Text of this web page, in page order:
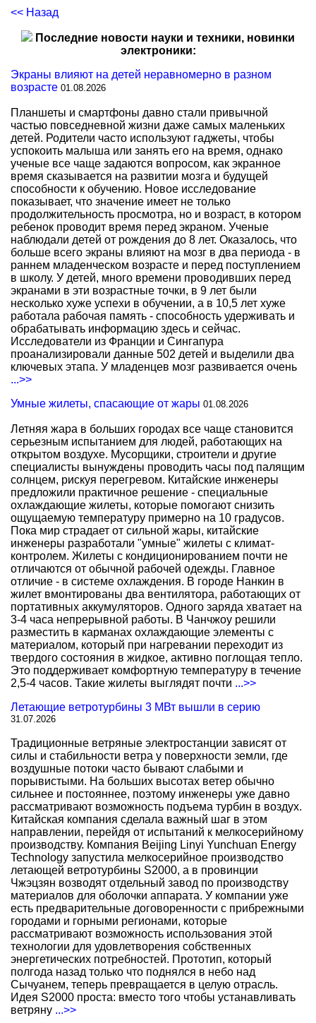
<< Назад
Последние новости науки и техники, новинки
электроники:
Экраны влияют на детей неравномерно в разном
возрасте 01.08.2026
Планшеты и смартфоны давно стали привычной
частью повседневной жизни даже самых маленьких
детей. Родители часто используют гаджеты, чтобы
успокоить малыша или занять его на время, однако
ученые все чаще задаются вопросом, как экранное
время сказывается на развитии мозга и будущей
способности к обучению. Новое исследование
показывает, что значение имеет не только
продолжительность просмотра, но и возраст, в котором
ребенок проводит время перед экраном. Ученые
наблюдали детей от рождения до 8 лет. Оказалось, что
больше всего экраны влияют на мозг в два периода - в
раннем младенческом возрасте и перед поступлением
в школу. У детей, много времени проводивших перед
экранами в эти возрастные точки, в 9 лет были
несколько хуже успехи в обучении, а в 10,5 лет хуже
работала рабочая память - способность удерживать и
обрабатывать информацию здесь и сейчас.
Исследователи из Франции и Сингапура
проанализировали данные 502 детей и выделили два
ключевых этапа. У младенцев мозг развивается очень
...>>
Умные жилеты, спасающие от жары 01.08.2026
Летняя жара в больших городах все чаще становится
серьезным испытанием для людей, работающих на
открытом воздухе. Мусорщики, строители и другие
специалисты вынуждены проводить часы под палящим
солнцем, рискуя перегревом. Китайские инженеры
предложили практичное решение - специальные
охлаждающие жилеты, которые помогают снизить
ощущаемую температуру примерно на 10 градусов.
Пока мир страдает от сильной жары, китайские
инженеры разработали "умные" жилеты с климат-
контролем. Жилеты с кондиционированием почти не
отличаются от обычной рабочей одежды. Главное
отличие - в системе охлаждения. В городе Нанкин в
жилет вмонтированы два вентилятора, работающих от
портативных аккумуляторов. Одного заряда хватает на
3-4 часа непрерывной работы. В Чанчжоу решили
разместить в карманах охлаждающие элементы с
материалом, который при нагревании переходит из
твердого состояния в жидкое, активно поглощая тепло.
Это поддерживает комфортную температуру в течение
2,5-4 часов. Такие жилеты выглядят почти ...>>
Летающие ветротурбины 3 МВт вышли в серию
31.07.2026
Традиционные ветряные электростанции зависят от
силы и стабильности ветра у поверхности земли, где
воздушные потоки часто бывают слабыми и
порывистыми. На больших высотах ветер обычно
сильнее и постояннее, поэтому инженеры уже давно
рассматривают возможность подъема турбин в воздух.
Китайская компания сделала важный шаг в этом
направлении, перейдя от испытаний к мелкосерийному
производству. Компания Beijing Linyi Yunchuan Energy
Technology запустила мелкосерийное производство
летающей ветротурбины S2000, а в провинции
Чжэцзян возводят отдельный завод по производству
материалов для оболочки аппарата. У компании уже
есть предварительные договоренности с прибрежными
городами и горными регионами, которые
рассматривают возможность использования этой
технологии для удовлетворения собственных
энергетических потребностей. Прототип, который
полгода назад только что поднялся в небо над
Сычуанем, теперь превращается в целую отрасль.
Идея S2000 проста: вместо того чтобы устанавливать
ветряну ...>>